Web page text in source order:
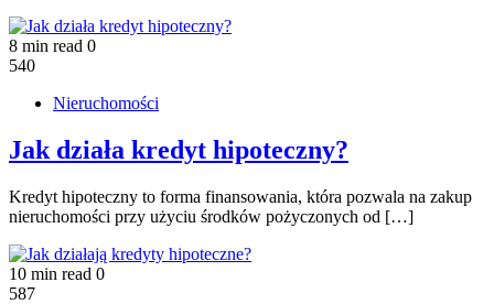
8 min read 0
540
Nieruchomości
Jak działa kredyt hipoteczny?
Kredyt hipoteczny to forma finansowania, która pozwala na zakup
nieruchomości przy użyciu środków pożyczonych od […]
10 min read 0
587